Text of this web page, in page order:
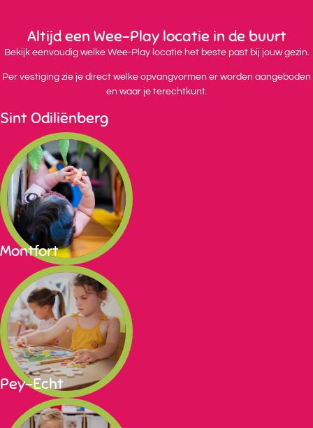
Altijd een Wee-Play locatie in de buurt
Bekijk eenvoudig welke Wee-Play locatie het beste past bij jouw gezin.
Per vestiging zie je direct welke opvangvormen er worden aangeboden
en waar je terechtkunt.
Sint Odiliënberg
Montfort
Pey-Echt